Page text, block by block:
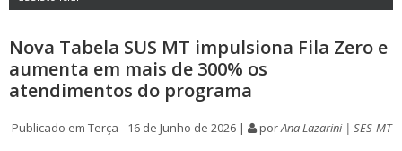
Nova Tabela SUS MT impulsiona Fila Zero e
aumenta em mais de 300% os
atendimentos do programa
Publicado em Terça - 16 de Junho de 2026 | porAna Lazarini | SES-MT